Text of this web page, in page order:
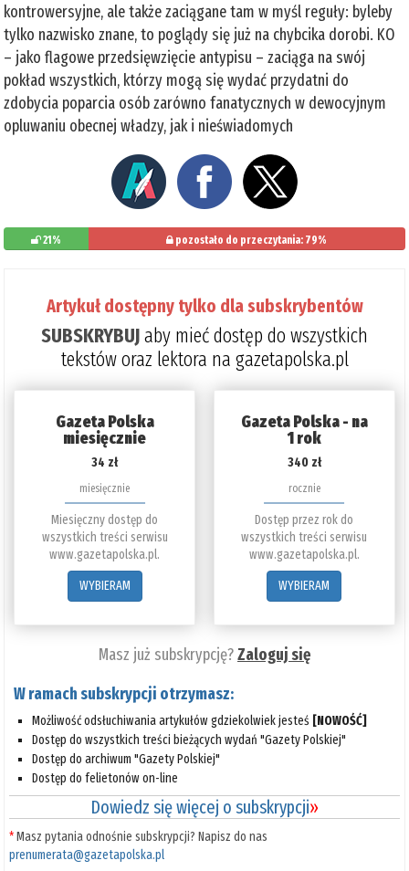
kontrowersyjne, ale także zaciągane tam w myśl reguły: byleby
tylko nazwisko znane, to poglądy się już na chybcika dorobi. KO
– jako flagowe przedsięwzięcie antypisu – zaciąga na swój
pokład wszystkich, którzy mogą się wydać przydatni do
zdobycia poparcia osób zarówno fanatycznych w dewocyjnym
opluwaniu obecnej władzy, jak i nieświadomych
21% pozostało do przeczytania: 79%
Artykuł dostępny tylko dla subskrybentów
SUBSKRYBUJaby mieć dostęp do wszystkich
tekstów oraz lektora na gazetapolska.pl
Gazeta Polska
miesięcznie
34 zł
miesięcznie
Miesięczny dostęp do
wszystkich treści serwisu
www.gazetapolska.pl.
WYBIERAM
Gazeta Polska - na
1 rok
340 zł
rocznie
Dostęp przez rok do
wszystkich treści serwisu
www.gazetapolska.pl.
WYBIERAM
Masz już subskrypcję?Zaloguj się
W ramach subskrypcji otrzymasz:
Możliwość odsłuchiwania artykułów gdziekolwiek jesteś [NOWOŚĆ]
Dostęp do wszystkich treści bieżących wydań "Gazety Polskiej"
Dostęp do archiwum "Gazety Polskiej"
Dostęp do felietonów on-line
Dowiedz się więcej o subskrypcji»
*Masz pytania odnośnie subskrypcji? Napisz do nas
prenumerata@gazetapolska.pl